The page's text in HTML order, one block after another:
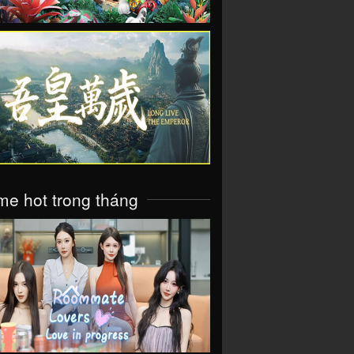
VIEW
hot trong tháng
VIEW